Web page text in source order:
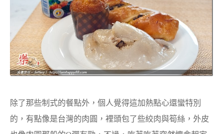
除了那些制式的餐點外，個人覺得這加熱點心還蠻特別
的，有點像是台灣的肉圓，裡頭包了些絞肉與筍絲，外皮